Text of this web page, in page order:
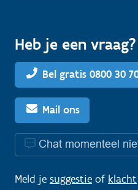
Heb je een vraag?
Bel gratis 0800 30
Mail ons
Chat momenteel
Meld je suggestie of klacht